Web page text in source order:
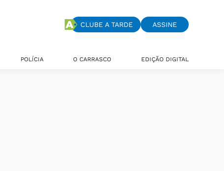
CLUBE A TARDE ASSINE
POLÍCIA O CARRASCO EDIÇÃO DIGITAL